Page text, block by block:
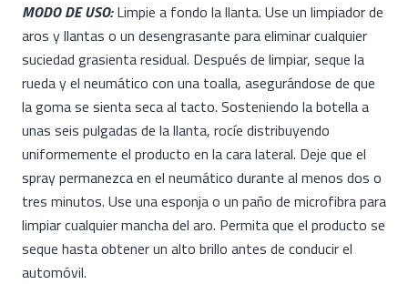
MODO DE USO:Limpie a fondo la llanta. Use un limpiador de
aros y llantas o un desengrasante para eliminar cualquier
suciedad grasienta residual. Después de limpiar, seque la
rueda y el neumático con una toalla, asegurándose de que
la goma se sienta seca al tacto. Sosteniendo la botella a
unas seis pulgadas de la llanta, rocíe distribuyendo
uniformemente el producto en la cara lateral. Deje que el
spray permanezca en el neumático durante al menos dos o
tres minutos. Use una esponja o un paño de microfibra para
limpiar cualquier mancha del aro. Permita que el producto se
seque hasta obtener un alto brillo antes de conducir el
automóvil.